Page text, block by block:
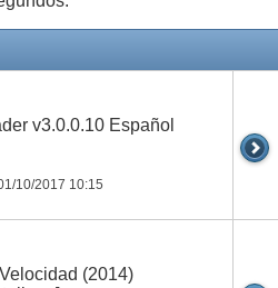
v3.0.0.10 Español
10/2017 10:15
(2014)